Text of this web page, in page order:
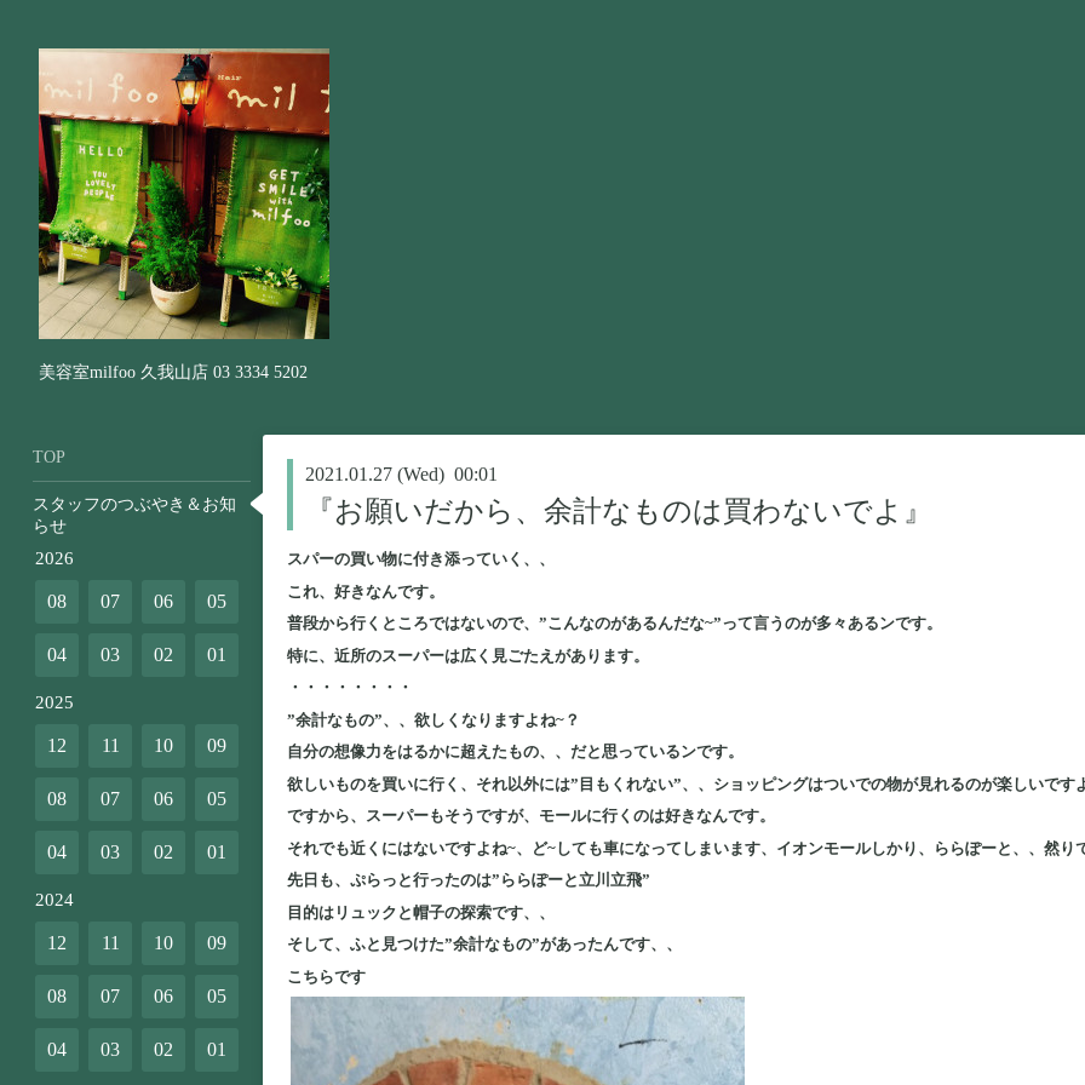
美容室milfoo 久我山店 03 3334 5202
2021.01.27 (Wed) 00:01
『お願いだから、余計なものは買わないでよ』
スパーの買い物に付き添っていく、、
これ、好きなんです。
普段から行くところではないので、”こんなのがあるんだな~”って言うのが多々あるンです。
特に、近所のスーパーは広く見ごたえがあります。
・・・・・・・・
”余計なもの”、、欲しくなりますよね~？
自分の想像力をはるかに超えたもの、、だと思っているンです。
欲しいものを買いに行く、それ以外には”目もくれない”、、ショッピングはついでの物が見れるのが楽しいです
ですから、スーパーもそうですが、モールに行くのは好きなんです。
それでも近くにはないですよね~、ど~しても車になってしまいます、イオンモールしかり、ららぽーと、、然り
先日も、ぷらっと行ったのは”ららぽーと立川立飛”
目的はリュックと帽子の探索です、、
そして、ふと見つけた”余計なもの”があったんです、、
こちらです
TOP
スタッフのつぶやき＆お知
らせ
2026
08 07 06 05
04 03 02 01
2025
12 11 10 09
08 07 06 05
04 03 02 01
2024
12 11 10 09
08 07 06 05
04 03 02 01